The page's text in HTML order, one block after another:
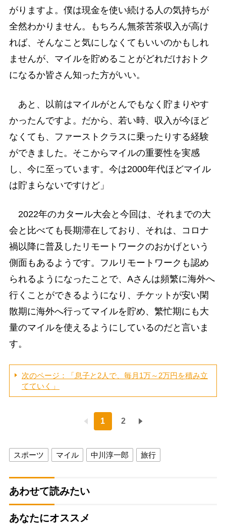
がりますよ。僕は現金を使い続ける人の気持ちが
全然わかりません。もちろん無茶苦茶収入が高け
れば、そんなこと気にしなくてもいいのかもしれ
ませんが、マイルを貯めることがどれだけおトク
になるか皆さん知った方がいい。
あと、以前はマイルがとんでもなく貯まりやす
かったんですよ。だから、若い時、収入が今ほど
なくても、ファーストクラスに乗ったりする経験
ができました。そこからマイルの重要性を実感
し、今に至っています。今は2000年代ほどマイル
は貯まらないですけど」
2022年のカタール大会と今回は、それまでの大
会と比べても長期滞在しており、それは、コロナ
禍以降に普及したリモートワークのおかげという
側面もあるようです。フルリモートワークも認め
られるようになったことで、Aさんは頻繁に海外へ
行くことができるようになり、チケットが安い閑
散期に海外へ行ってマイルを貯め、繁忙期にも大
量のマイルを使えるようにしているのだと言いま
す。
次のページ：「息子と2人で、毎月1万～2万円を積み立
てていく」
1 2
スポーツ マイル 中川淳一郎 旅行
あわせて読みたい
あなたにオススメ